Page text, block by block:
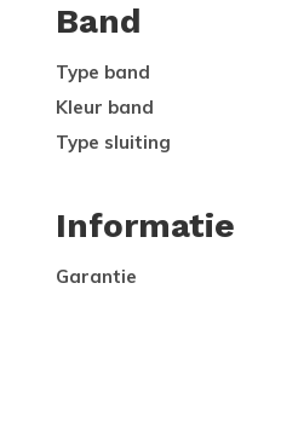
Band
Type band
Kleur band
Type sluiting
Informatie
Garantie